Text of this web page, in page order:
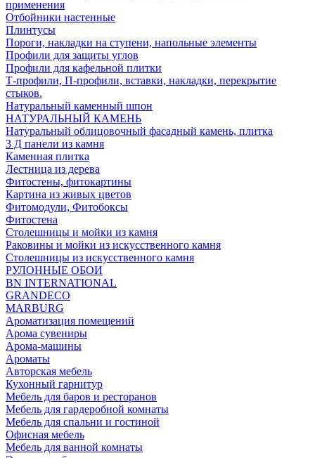
применения
Отбойники настенные
Плинтусы
Пороги, накладки на ступени, напольные элементы
Профили для защиты углов
Профили для кафельной плитки
Т-профили, П-профили, вставки, накладки, перекрытие
стыков.
Натуральный каменный шпон
НАТУРАЛЬНЫЙ КАМЕНЬ
Натуральный облицовочный фасадный камень, плитка
3 Д панели из камня
Каменная плитка
Лестница из дерева
Фитостены, фитокартины
Картина из живых цветов
Фитомодули, Фитобоксы
Фитостена
Столешницы и мойки из камня
Раковины и мойки из искусственного камня
Столешницы из искусственного камня
РУЛОННЫЕ ОБОИ
BN INTERNATIONAL
GRANDECO
MARBURG
Ароматизация помещений
Арома сувениры
Арома-машины
Ароматы
Авторская мебель
Кухонный гарнитур
Мебель для баров и ресторанов
Мебель для гардеробной комнаты
Мебель для спальни и гостиной
Офисная мебель
Мебель для ванной комнаты